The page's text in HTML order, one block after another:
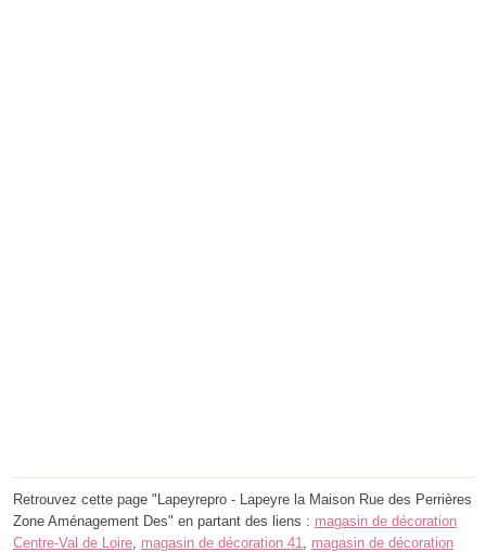
Retrouvez cette page "Lapeyrepro - Lapeyre la Maison Rue des Perrières
Zone Aménagement Des" en partant des liens : magasin de décoration
Centre-Val de Loire magasin de décoration 41 magasin de décoration